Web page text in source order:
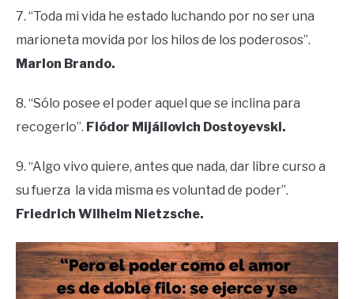
7. “Toda mi vida he estado luchando por no ser una
marioneta movida por los hilos de los poderosos”.
Marlon Brando.
8. “Sólo posee el poder aquel que se inclina para
recogerlo”. Fiódor Mijáilovich Dostoyevski.
9. “Algo vivo quiere, antes que nada, dar libre curso a
su fuerza la vida misma es voluntad de poder”.
Friedrich Wilhelm Nietzsche.